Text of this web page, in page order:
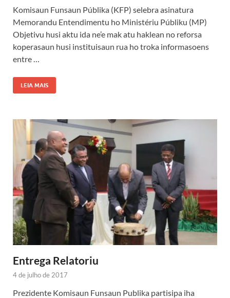
Komisaun Funsaun Públika (KFP) selebra asinatura
Memorandu Entendimentu ho Ministériu Públiku (MP)
Objetivu husi aktu ida ne’e mak atu haklean no reforsa
koperasaun husi instituisaun rua ho troka informasoens
entre …
LEIA MAIS
Entrega Relatoriu
4 de julho de 2017
Prezidente Komisaun Funsaun Publika partisipa iha